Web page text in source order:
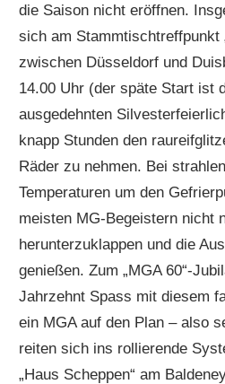
die Saison nicht eröffnen.
sich am Stammtischtreffpunkt
zwischen Düsseldorf und
14.00 Uhr (der späte Start ist
ausgedehnten
knapp Stunden den
Räder zu nehmen. Bei
Temperaturen um den
meisten MG-Begeistern nicht
herunterzuklappen und die
genießen. Zum „MGA 60“-
Jahrzehnt Spass mit diesem
ein MGA auf den Plan – also
reiten sich ins rollierende
„Haus Scheppen“ am